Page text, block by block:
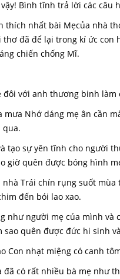
Bình tĩnh trả lời các câu
nhất bài Mẹcủa nhà
đã để lại trong kí ức con
chiến chống Mĩ.
với anh thương binh làm
Nhớ dáng mẹ ân cần
qua.
tạo sự yên tĩnh cho người
giờ quên được bóng hình
nhà Trái chín rụng suốt
đến bói lao xao.
như người mẹ của mình và
quên được đức hi sinh
Con nhạt miệng có canh
đã có rất nhiều bà mẹ như